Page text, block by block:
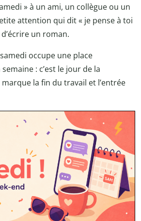
» à un ami, un collègue ou un
attention qui dit « je pense à toi
un roman.
occupe une place
: c’est le jour de la
la fin du travail et l’entrée